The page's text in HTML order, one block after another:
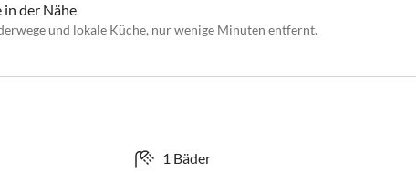
in der Nähe
und lokale Küche, nur wenige Minuten entfernt.
1 Bäder